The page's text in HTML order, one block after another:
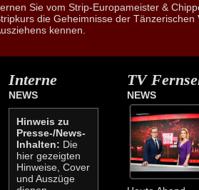
Sie vom Strip-Europameister &
die Geheimnisse der
kennen.
Interne
NEWS
Hinweis zu
Presse-/News-
Inhalten: Die
hier gezeigten
Hinweise, Cover
und Auszüge
TV
NEWS